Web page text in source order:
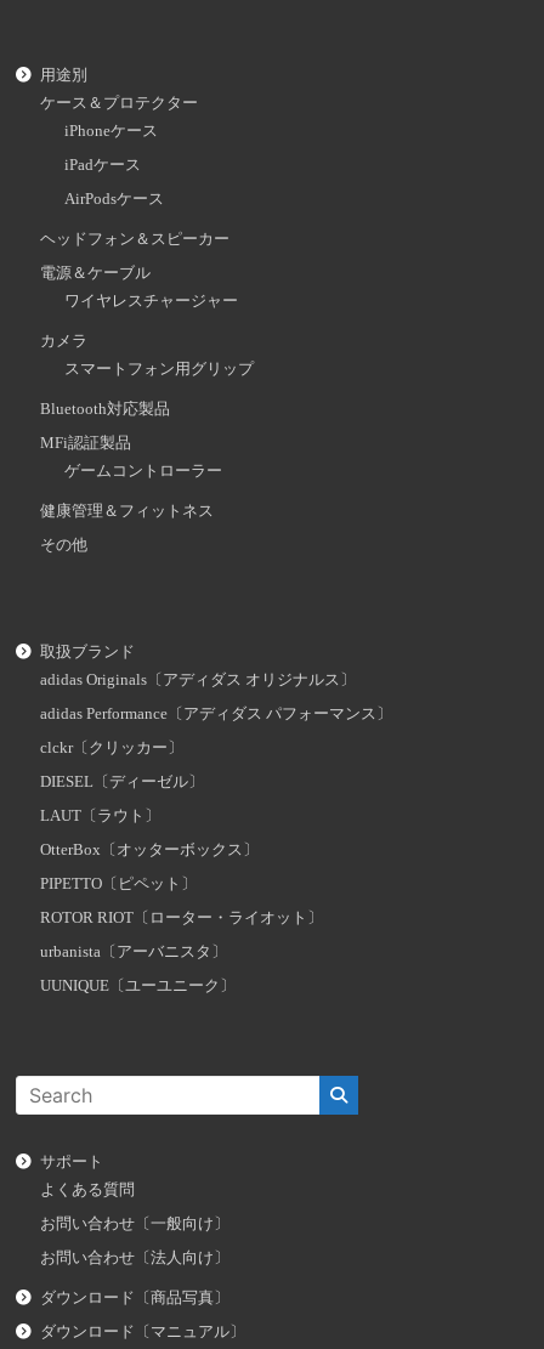
用途別
ケース＆プロテクター
iPhoneケース
iPadケース
AirPodsケース
ヘッドフォン＆スピーカー
電源＆ケーブル
ワイヤレスチャージャー
カメラ
スマートフォン用グリップ
Bluetooth対応製品
MFi認証製品
ゲームコントローラー
健康管理＆フィットネス
その他
取扱ブランド
adidas Originals〔アディダス オリジナルス〕
adidas Performance〔アディダス パフォーマンス〕
clckr〔クリッカー〕
DIESEL〔ディーゼル〕
LAUT〔ラウト〕
OtterBox〔オッターボックス〕
PIPETTO〔ピペット〕
ROTOR RIOT〔ローター・ライオット〕
urbanista〔アーバニスタ〕
UUNIQUE〔ユーユニーク〕
サポート
よくある質問
お問い合わせ〔一般向け〕
お問い合わせ〔法人向け〕
ダウンロード〔商品写真〕
ダウンロード〔マニュアル〕